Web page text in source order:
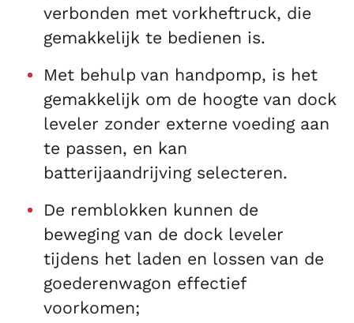
verbonden met vorkheftruck, die
gemakkelijk te bedienen is.
Met behulp van handpomp, is het
gemakkelijk om de hoogte van dock
leveler zonder externe voeding aan
te passen, en kan
batterijaandrijving selecteren.
De remblokken kunnen de
beweging van de dock leveler
tijdens het laden en lossen van de
goederenwagon effectief
voorkomen;